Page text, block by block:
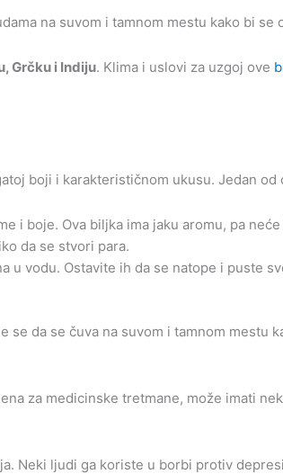
na suvom i tamnom mestu kako bi se
Grčku i Indiju. Klima i uslovi za uzgoj ove
boji i karakterističnom ukusu. Jedan
i boje. Ova biljka ima jaku aromu, pa
da se stvori para.
vodu. Ostavite ih da se natope i puste
da se čuva na suvom i tamnom mestu
za medicinske tretmane, može imati
Neki ljudi ga koriste u borbi protiv